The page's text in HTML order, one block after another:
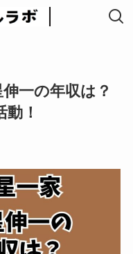
一の年収は？
！